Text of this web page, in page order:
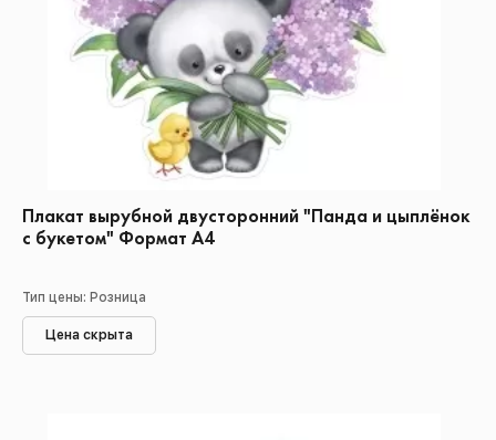
Плакат вырубной двусторонний "Панда и цыплёнок
с букетом" Формат А4
Тип цены: Розница
Цена скрыта